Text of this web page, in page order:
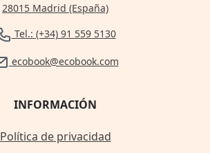
28015 Madrid (España)
Tel.: (+34) 91 559 5130
ecobook@ecobook.com
INFORMACIÓN
Política de privacidad